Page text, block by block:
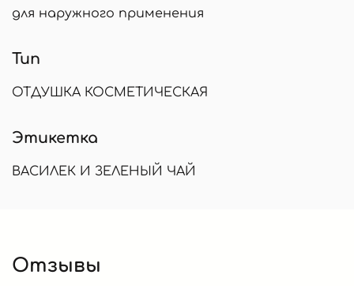
для наружного применения
Тип
ОТДУШКА КОСМЕТИЧЕСКАЯ
Этикетка
ВАСИЛЕК И ЗЕЛЕНЫЙ ЧАЙ
Отзывы